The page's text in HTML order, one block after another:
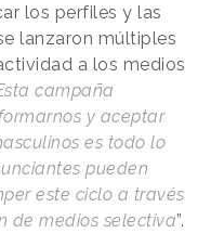
los perfiles y las
lanzaron múltiples
a los medios
campaña
y aceptar
es todo lo
pueden
este ciclo a través
de medios selectiva”.